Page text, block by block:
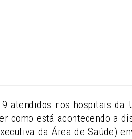
atendidos nos hospitais da
como está acontecendo a
da Área de Saúde)